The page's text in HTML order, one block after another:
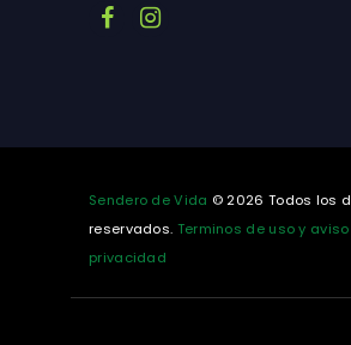
Sendero de Vida © 2026 Todos los
reservados. Terminos de uso y
privacidad